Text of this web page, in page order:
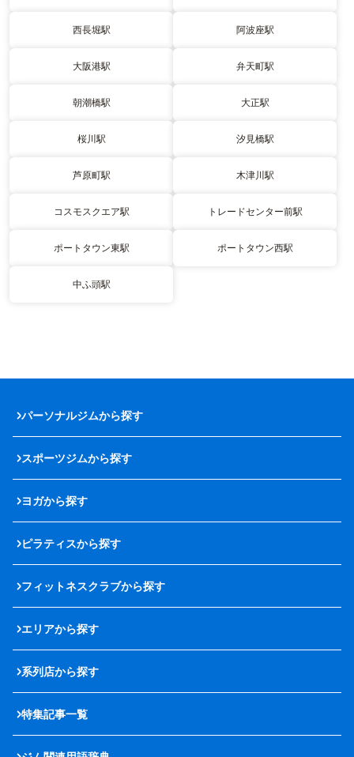
西長堀駅 阿波座駅
大阪港駅 弁天町駅
朝潮橋駅 大正駅
桜川駅 汐見橋駅
芦原町駅 木津川駅
コスモスクエア駅 トレードセンター前駅
ポートタウン東駅 ポートタウン西駅
中ふ頭駅
パーソナルジムから探す
スポーツジムから探す
ヨガから探す
ピラティスから探す
フィットネスクラブから探す
エリアから探す
系列店から探す
特集記事一覧